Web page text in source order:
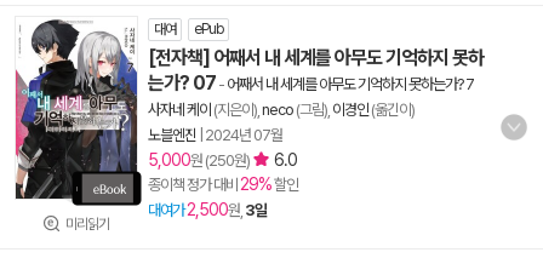
미리읽기
대여 ePub
[전자책] 어째서 내 세계를 아무도 기억하지 못하
는가? 07 - 어째서 내 세계를 아무도 기억하지 못하는가? 7
사자네 케이 (지은이), neco (그림), 이경인 (옮긴이)
노블엔진 2024년 07월
5,000원 (250원) 6.0
종이책 정가 대비 29%할인
대여가 2,500원, 3일